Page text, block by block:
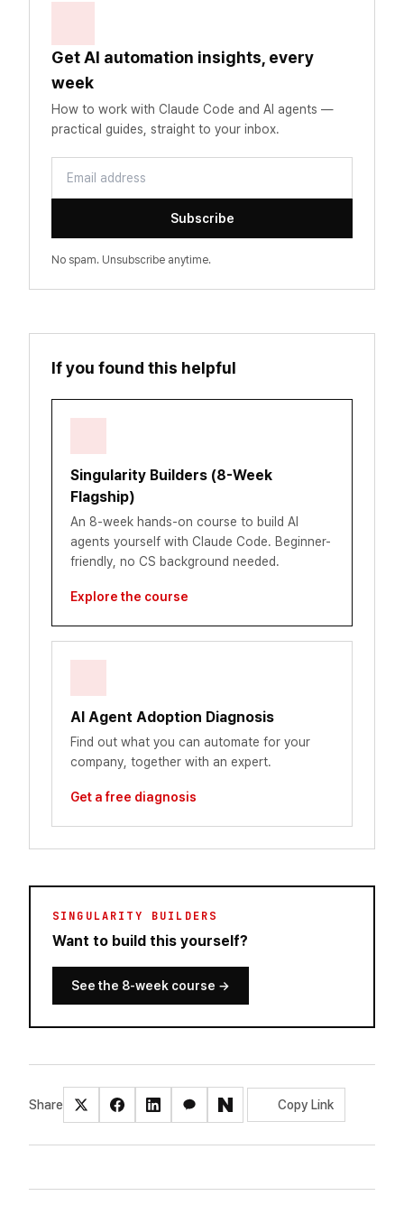
Get AI automation insights, every
week
How to work with Claude Code and AI agents —
practical guides, straight to your inbox.
Subscribe
No spam. Unsubscribe anytime.
If you found this helpful
Singularity Builders (8-Week
Flagship)
An 8-week hands-on course to build AI
agents yourself with Claude Code. Beginner-
friendly, no CS background needed.
Explore the course
AI Agent Adoption Diagnosis
Find out what you can automate for your
company, together with an expert.
Get a free diagnosis
SINGULARITY BUILDERS
Want to build this yourself?
See the 8-week course →
Share Copy Link